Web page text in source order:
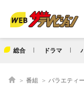
総合 ドラマ
番組 バラエティー